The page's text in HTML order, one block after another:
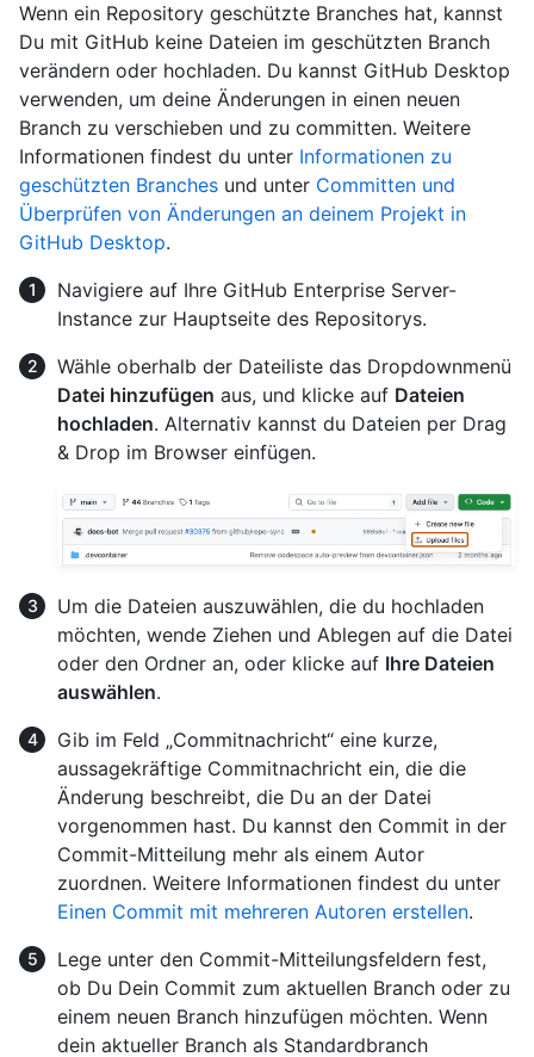
Wenn ein Repository geschützte Branches hat, kannst
Du mit GitHub keine Dateien im geschützten Branch
verändern oder hochladen. Du kannst GitHub Desktop
verwenden, um deine Änderungen in einen neuen
Branch zu verschieben und zu committen. Weitere
Informationen findest du unter Informationen zu
geschützten Branches und unter Committen und
Überprüfen von Änderungen an deinem Projekt in
GitHub Desktop.
Navigiere auf Ihre GitHub Enterprise Server-
Instance zur Hauptseite des Repositorys.
Wähle oberhalb der Dateiliste das Dropdownmenü
Datei hinzufügen aus, und klicke auf Dateien
hochladen. Alternativ kannst du Dateien per Drag
& Drop im Browser einfügen.
Um die Dateien auszuwählen, die du hochladen
möchten, wende Ziehen und Ablegen auf die Datei
oder den Ordner an, oder klicke auf Ihre Dateien
auswählen.
Gib im Feld „Commitnachricht“ eine kurze,
aussagekräftige Commitnachricht ein, die die
Änderung beschreibt, die Du an der Datei
vorgenommen hast. Du kannst den Commit in der
Commit-Mitteilung mehr als einem Autor
zuordnen. Weitere Informationen findest du unter
Einen Commit mit mehreren Autoren erstellen.
Lege unter den Commit-Mitteilungsfeldern fest,
ob Du Dein Commit zum aktuellen Branch oder zu
einem neuen Branch hinzufügen möchten. Wenn
dein aktueller Branch als Standardbranch